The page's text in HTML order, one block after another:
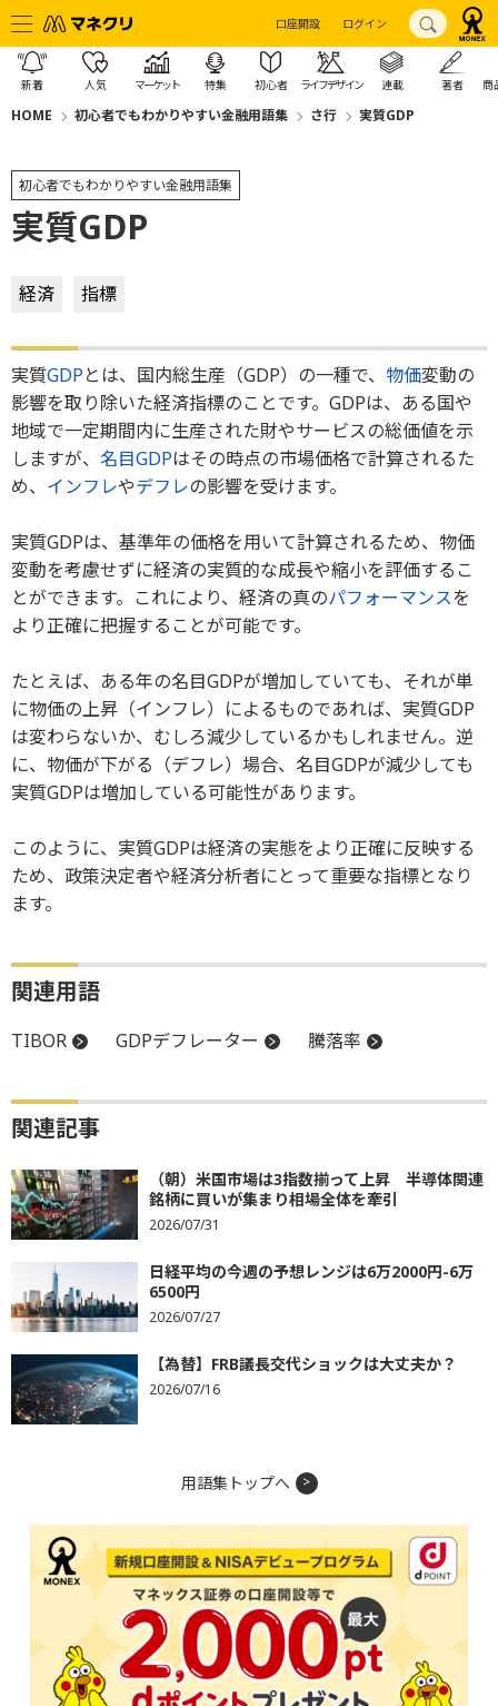
口座開設 ログイン
新着 人気 マーケット 特集 初心者 ライフデザイン 連載 著者 商
HOME 初心者でもわかりやすい金融用語集 さ行 実質GDP
初心者でもわかりやすい金融用語集
実質GDP
経済 指標
実質GDPとは、国内総生産（GDP）の一種で、 物価変動の
影響を取り除いた経済指標のことです。GDPは、ある国や
地域で一定期間内に生産された財やサービスの総価値を示
しますが、 名目GDPはその時点の市場価格で計算されるた
め、 インフレやデフレの影響を受けます。
実質GDPは、基準年の価格を用いて計算されるため、物価
変動を考慮せずに経済の実質的な成長や縮小を評価するこ
とができます。これにより、経済の真のパフォーマンスを
より正確に把握することが可能です。
たとえば、ある年の名目GDPが増加していても、それが単
に物価の上昇（インフレ）によるものであれば、実質GDP
は変わらないか、むしろ減少しているかもしれません。逆
に、物価が下がる（デフレ）場合、名目GDPが減少しても
実質GDPは増加している可能性があります。
このように、実質GDPは経済の実態をより正確に反映する
ため、政策決定者や経済分析者にとって重要な指標となり
ます。
関連用語
TIBOR GDPデフレーター 騰落率
関連記事
（朝）米国市場は3指数揃って上昇 半導体関連
銘柄に買いが集まり相場全体を牽引
2026/07/31
日経平均の今週の予想レンジは6万2000円-6万
6500円
2026/07/27
【為替】FRB議長交代ショックは大丈夫か？
2026/07/16
用語集トップへ